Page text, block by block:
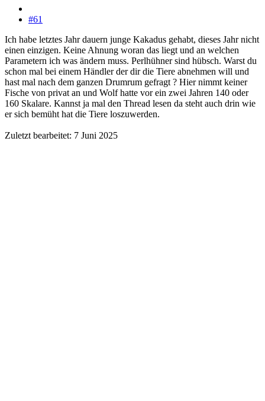
#61
Ich habe letztes Jahr dauern junge Kakadus gehabt, dieses Jahr nicht
einen einzigen. Keine Ahnung woran das liegt und an welchen
Parametern ich was ändern muss. Perlhühner sind hübsch. Warst du
schon mal bei einem Händler der dir die Tiere abnehmen will und
hast mal nach dem ganzen Drumrum gefragt ? Hier nimmt keiner
Fische von privat an und Wolf hatte vor ein zwei Jahren 140 oder
160 Skalare. Kannst ja mal den Thread lesen da steht auch drin wie
er sich bemüht hat die Tiere loszuwerden.
Zuletzt bearbeitet: 7 Juni 2025